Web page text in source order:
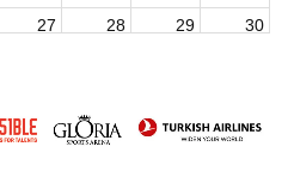
27 28 29 30